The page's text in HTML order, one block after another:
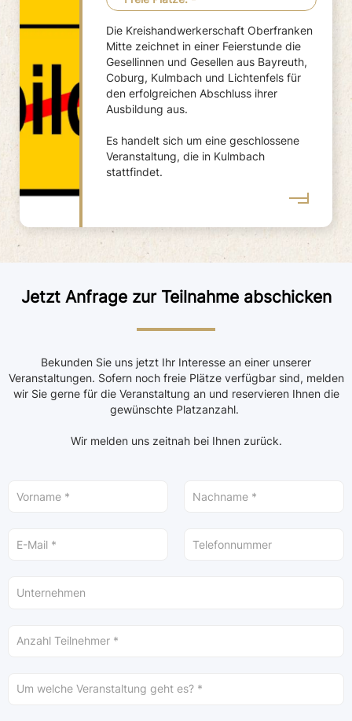
Die Kreishandwerkerschaft Oberfranken
Mitte zeichnet in einer Feierstunde die
Gesellinnen und Gesellen aus Bayreuth,
Coburg, Kulmbach und Lichtenfels für
den erfolgreichen Abschluss ihrer
Ausbildung aus.
Es handelt sich um eine geschlossene
Veranstaltung, die in Kulmbach
stattfindet.
Jetzt Anfrage zur Teilnahme abschicken
Bekunden Sie uns jetzt Ihr Interesse an einer unserer
Veranstaltungen. Sofern noch freie Plätze verfügbar sind, melden
wir Sie gerne für die Veranstaltung an und reservieren Ihnen die
gewünschte Platzanzahl.
Wir melden uns zeitnah bei Ihnen zurück.